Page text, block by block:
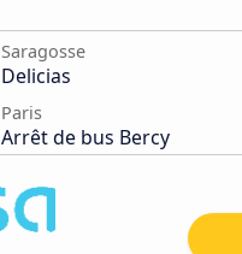
Saragosse
Delicias
Paris
Arrêt de bus Bercy